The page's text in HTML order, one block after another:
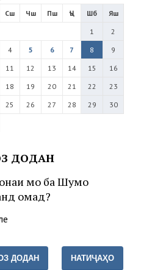
Сш Чш Пш Ҷъ Шб
Яш
1
2
4 5 6 7 8
9
11 12 13 14 15
16
18 19 20 21 22
23
25 26 27 28 29
30
ДОДАН
мо ба Шумо
омад?
ДОДАН НАТИҶАҲО